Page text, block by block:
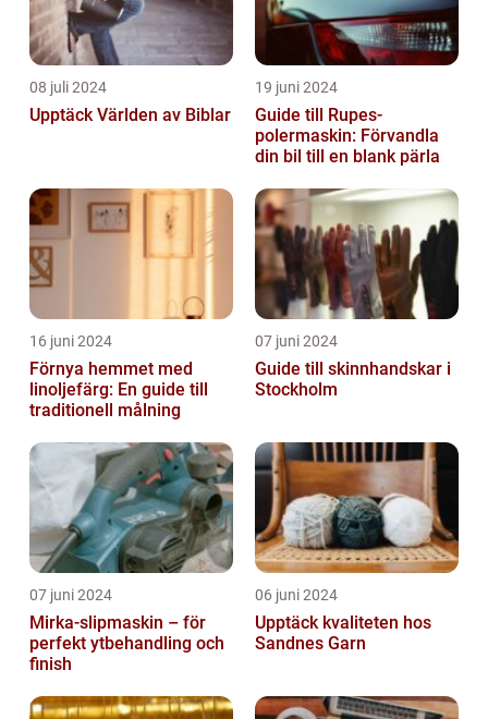
08 juli 2024
Upptäck Världen av Biblar
19 juni 2024
Guide till Rupes-
polermaskin: Förvandla
din bil till en blank pärla
16 juni 2024
Förnya hemmet med
linoljefärg: En guide till
traditionell målning
07 juni 2024
Guide till skinnhandskar i
Stockholm
07 juni 2024
Mirka-slipmaskin – för
perfekt ytbehandling och
finish
06 juni 2024
Upptäck kvaliteten hos
Sandnes Garn